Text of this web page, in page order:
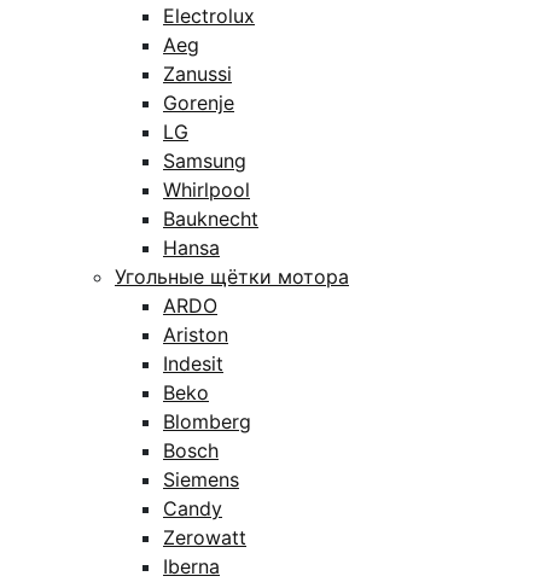
Electrolux
Aeg
Zanussi
Gorenje
LG
Samsung
Whirlpool
Bauknecht
Hansa
Угольные щётки мотора
ARDO
Ariston
Indesit
Beko
Blomberg
Bosch
Siemens
Candy
Zerowatt
Iberna